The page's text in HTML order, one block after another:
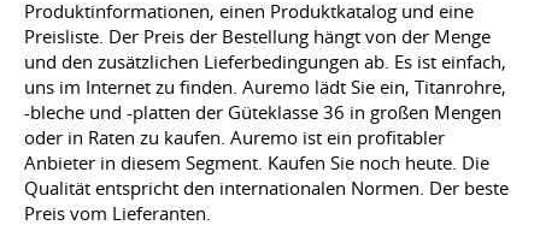
Produktinformationen, einen Produktkatalog und eine
Preisliste. Der Preis der Bestellung hängt von der Menge
und den zusätzlichen Lieferbedingungen ab. Es ist einfach,
uns im Internet zu finden. Auremo lädt Sie ein, Titanrohre,
-bleche und -platten der Güteklasse 36 in großen Mengen
oder in Raten zu kaufen. Auremo ist ein profitabler
Anbieter in diesem Segment. Kaufen Sie noch heute. Die
Qualität entspricht den internationalen Normen. Der beste
Preis vom Lieferanten.